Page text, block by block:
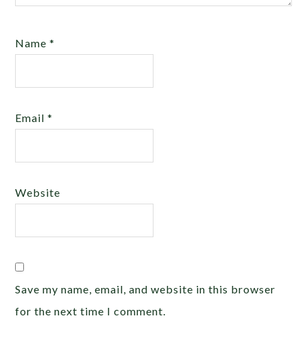
Name*
Email*
Website
Save my name, email, and website in this browser
for the next time I comment.